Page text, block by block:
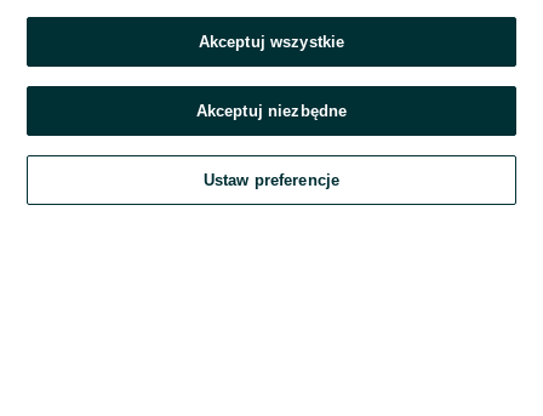
Zaloguj się
Kontynuując za pośrednictwem jednego z dostawców wskazanych powyżej,
OLX.pl w jego aktualnym brzmieniu.
Akceptuj wszystkie
Akceptuj niezbędne
Ustaw preferencje